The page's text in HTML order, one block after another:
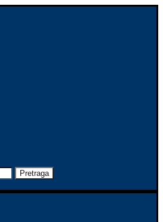
Pretraga